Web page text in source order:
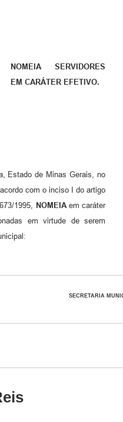
NOMEIA SERVIDORES
EM CARÁTER EFETIVO.
Estado de Minas Gerais, no
com o inciso I do artigo
1995,
NOMEIA em caráter
em virtude de serem
SECRETARIA